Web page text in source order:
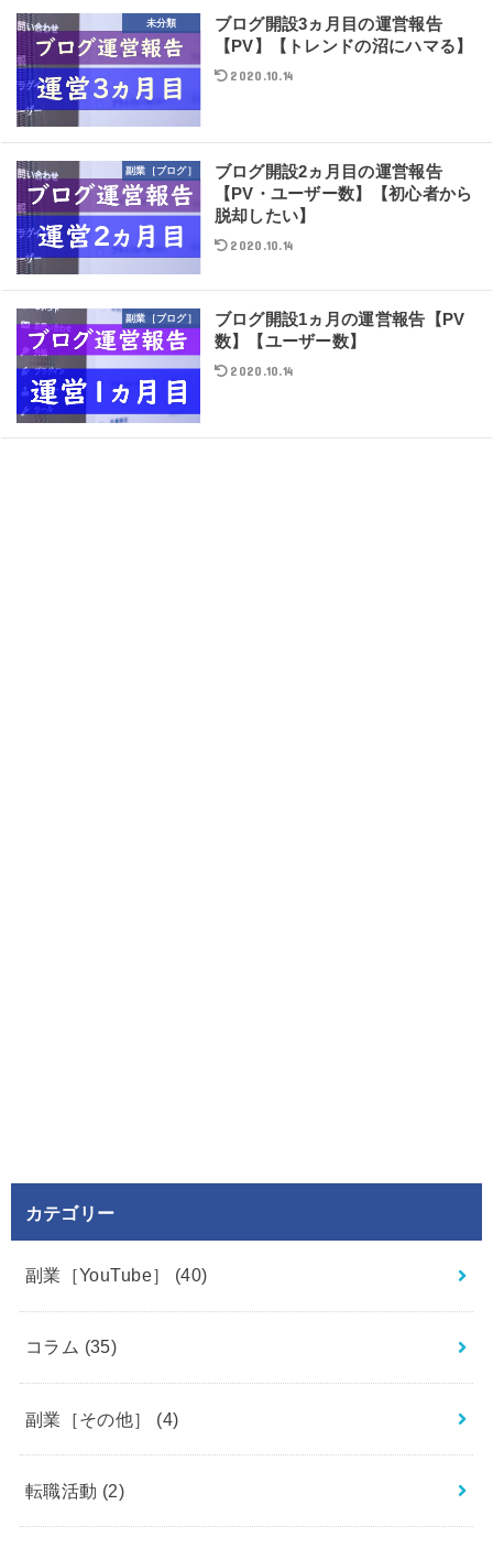
未分類
ブログ開設3ヵ月目の運営報告
【PV】【トレンドの沼にハマる】
2020.10.14
副業［ブログ］
ブログ開設2ヵ月目の運営報告
【PV・ユーザー数】【初心者から
脱却したい】
2020.10.14
副業［ブログ］
ブログ開設1ヵ月の運営報告【PV
数】【ユーザー数】
2020.10.14
カテゴリー
副業［YouTube］ (40)
コラム (35)
副業［その他］ (4)
転職活動 (2)